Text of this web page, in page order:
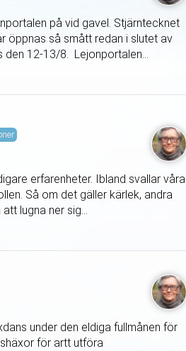
på vid gavel. Stjärntecknet
öppnas så smått redan i slutet av
den 12-13/8. Lejonportalen...
erfarenheter. Ibland svallar våra
Så om det gäller kärlek, andra
lugna ner sig...
under den eldiga fullmånen för
för artt utföra